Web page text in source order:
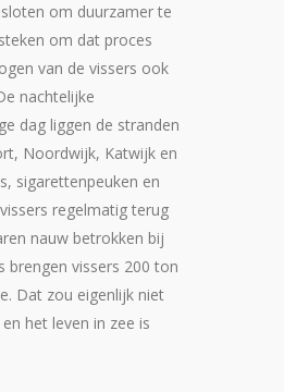
om duurzamer te
om dat proces
van de vissers ook
nachtelijke
dag liggen de stranden
Noordwijk, Katwijk en
sigarettenpeuken en
regelmatig terug
nauw betrokken bij
brengen vissers 200 ton
Dat zou eigenlijk niet
het leven in zee is